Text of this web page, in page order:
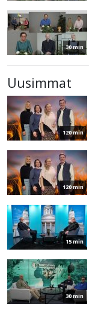
30 min
Uusimmat
120 min
120 min
15 min
30 min